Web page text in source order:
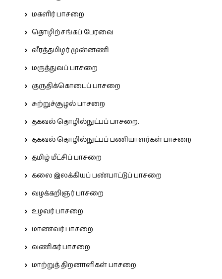
மகளிர் பாசறை
தொழிற்சங்கப் பேரவை
வீரத்தமிழர் முன்னணி
மருத்துவப் பாசறை
குருதிக்கொடைப் பாசறை
சுற்றுச்சூழல் பாசறை
தகவல் தொழில்நுட்பப் பாசறை.
தகவல் தொழில்நுட்பப் பணியாளர்கள் பாசறை
தமிழ் மீட்சிப் பாசறை
கலை இலக்கியப் பண்பாட்டுப் பாசறை
வழக்கறிஞர் பாசறை
உழவர் பாசறை
மாணவர் பாசறை
வணிகர் பாசறை
மாற்றுத் திறனாளிகள் பாசறை